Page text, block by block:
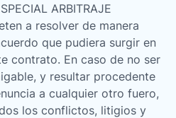
ARBITRAJE
a resolver de manera
que pudiera surgir en
contrato. En caso de no ser
y resultar procedente
a cualquier otro fuero,
los conflictos, litigios y